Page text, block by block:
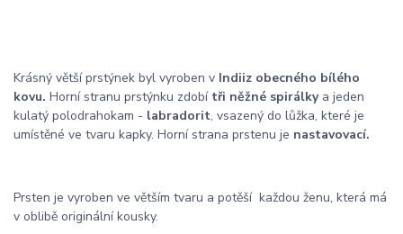
Krásný větší prstýnek byl vyroben v Indiiz obecného bílého
kovu. Horní stranu prstýnku zdobí tři něžné spirálkya jeden
kulatý polodrahokam - labradorit, vsazený do lůžka, které je
umístěné ve tvaru kapky. Horní strana prstenu je nastavovací.
Prsten je vyroben ve větším tvaru a potěší každou ženu, která má
v oblibě originální kousky.